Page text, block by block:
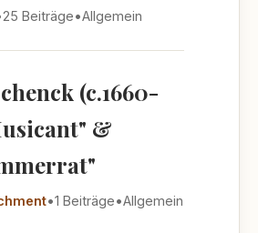
25 Beiträge•Allgemein
(c.1660-
&
•1 Beiträge•Allgemein